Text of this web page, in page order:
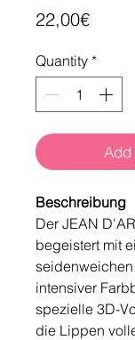
22,00€Price
Quantity *
Add
Beschreibung
Der JEAN
begeistert mit
seidenweichen
intensiver
spezielle 3D-
die Lippen